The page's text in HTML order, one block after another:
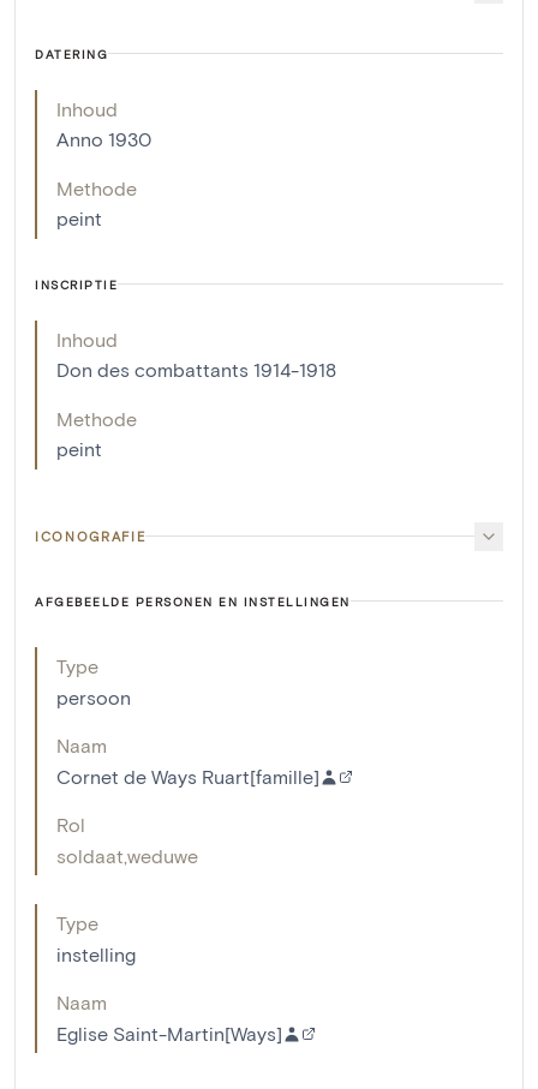
DATERING
Inhoud
Anno 1930
Methode
peint
INSCRIPTIE
Inhoud
Don des combattants 1914-1918
Methode
peint
ICONOGRAFIE
AFGEBEELDE PERSONEN EN INSTELLINGEN
Type
persoon
Naam
Cornet de Ways Ruart[famille]
Rol
soldaat weduwe
Type
instelling
Naam
Eglise Saint-Martin[Ways]